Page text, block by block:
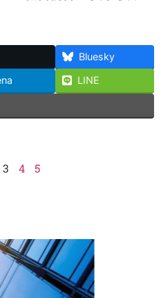
Bluesky
LINE
3 4 5